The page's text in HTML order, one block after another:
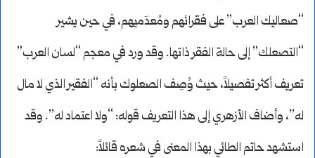
“صعاليك العرب” على فقرائهم ومُعدَميهم، في حين يشير
“التصعلك” إلى حالة الفقر ذاتها. وقد ورد في معجم “لسان العرب”
تعريف أكثر تفصيلاً، حيث وُصِف الصعلوك بأنه “الفقير الذي لا مال
له”، وأضاف الأزهري إلى هذا التعريف قوله: “ولا اعتماد له”. وقد
استشهد حاتم الطائي بهذا المعنى في شعره قائلاً: